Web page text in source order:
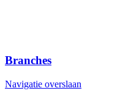
Branches
Navigatie overslaan